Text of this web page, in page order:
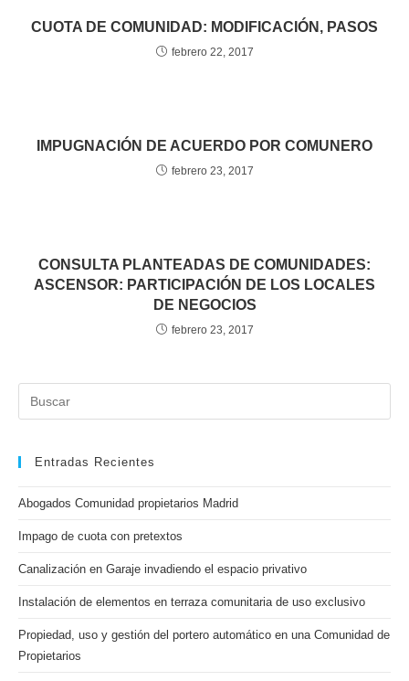
CUOTA DE COMUNIDAD: MODIFICACIÓN, PASOS
febrero 22, 2017
IMPUGNACIÓN DE ACUERDO POR COMUNERO
febrero 23, 2017
CONSULTA PLANTEADAS DE COMUNIDADES:
ASCENSOR: PARTICIPACIÓN DE LOS LOCALES
DE NEGOCIOS
febrero 23, 2017
Entradas Recientes
Abogados Comunidad propietarios Madrid
Impago de cuota con pretextos
Canalización en Garaje invadiendo el espacio privativo
Instalación de elementos en terraza comunitaria de uso exclusivo
Propiedad, uso y gestión del portero automático en una Comunidad de
Propietarios